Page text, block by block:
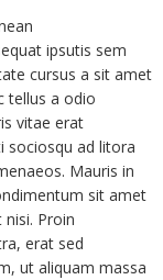
ipsutis sem
cursus a sit amet
tellus a odio
vitae erat
sociosqu ad litora
Mauris in
sit amet
Proin
erat sed
ut aliquam massa